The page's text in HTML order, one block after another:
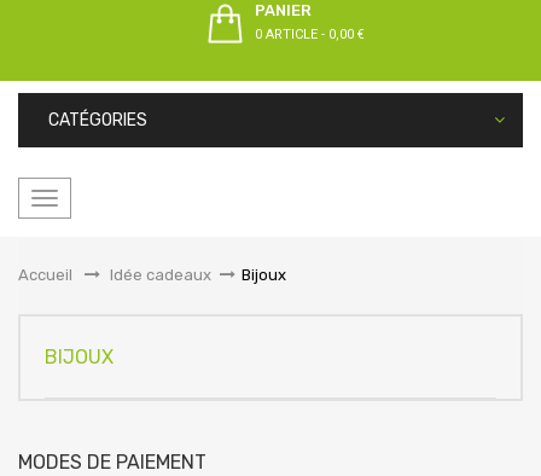
PANIER
0 ARTICLE - 0,00 €
CATÉGORIES
Basculer
Accueil
&gt;Idée cadeaux > Bijoux
BIJOUX
MODES DE PAIEMENT